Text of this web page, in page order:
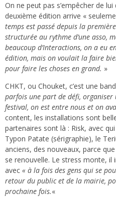
On ne peut pas s’empêcher de
deuxième édition arrive «
temps est passé depuis la
structurée au rythme d’une asso,
beaucoup d’Interactions, on a eu
édition, mais on voulait la faire
pour faire les choses en grand. »
CHKT, ou Chouket, c’est une
parfois une part de défi, organiser
festival, on est entre nous et on
content, les installations sont
partenaires sont là : Risk, avec
Typon Patate (sérigraphie), le
anciens, des nouveaux, parce
se renouvelle. Le stress monte, il
avec « à la fois des gens qui se
retour du public et de la mairie,
prochaine fois.«